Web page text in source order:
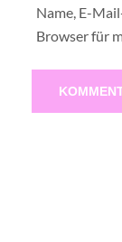
Name, E-
Browser für